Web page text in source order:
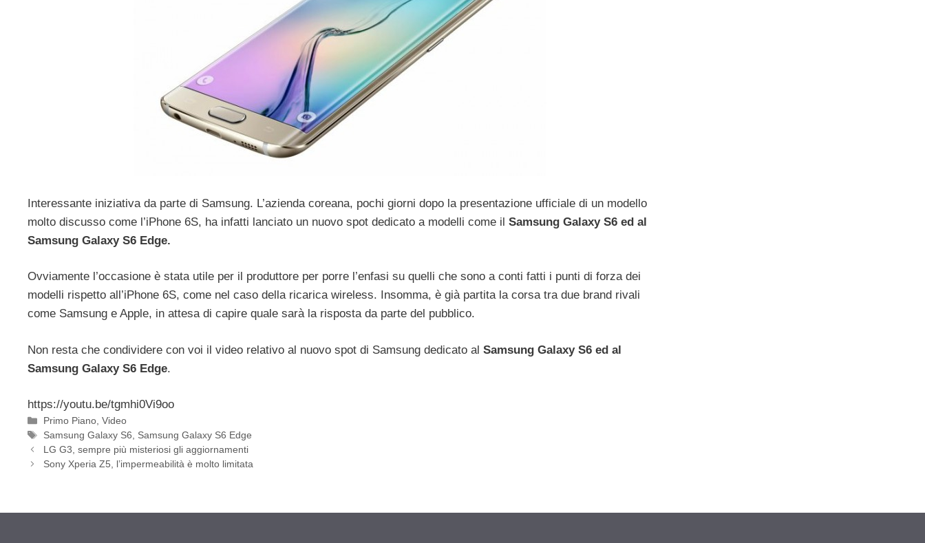
Interessante iniziativa da parte di Samsung. L’azienda coreana, pochi giorni dopo la presentazione ufficiale di un modello
molto discusso come l’iPhone 6S, ha infatti lanciato un nuovo spot dedicato a modelli come il Samsung Galaxy S6 ed al
Samsung Galaxy S6 Edge.
Ovviamente l’occasione è stata utile per il produttore per porre l’enfasi su quelli che sono a conti fatti i punti di forza dei
modelli rispetto all’iPhone 6S, come nel caso della ricarica wireless. Insomma, è già partita la corsa tra due brand rivali
come Samsung e Apple, in attesa di capire quale sarà la risposta da parte del pubblico.
Non resta che condividere con voi il video relativo al nuovo spot di Samsung dedicato al Samsung Galaxy S6 ed al
Samsung Galaxy S6 Edge.
https://youtu.be/tgmhi0Vi9oo
Categorie
Primo Piano,Video
Tag
Samsung Galaxy S6, Samsung Galaxy S6 Edge
LG G3, sempre più misteriosi gli aggiornamenti
Sony Xperia Z5, l’impermeabilità è molto limitata